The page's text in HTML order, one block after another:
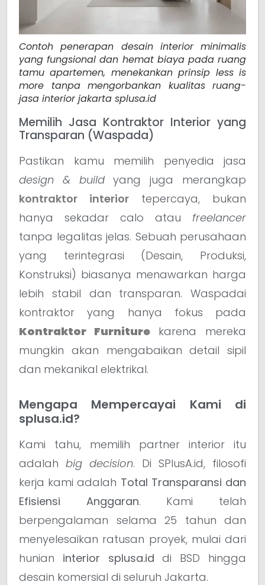
Contoh penerapan desain interior minimalis
yang fungsional dan hemat biaya pada ruang
tamu apartemen, menekankan prinsip less is
more tanpa mengorbankan kualitas ruang-
jasa interior jakarta splusa.id
Memilih Jasa Kontraktor Interior yang
Transparan (Waspada)
Pastikan kamu memilih penyedia jasa
design & buildyang juga merangkap
kontraktor interior tepercaya, bukan
hanya sekadar calo atau freelancer
tanpa legalitas jelas. Sebuah perusahaan
yang terintegrasi (Desain, Produksi,
Konstruksi) biasanya menawarkan harga
lebih stabil dan transparan. Waspadai
kontraktor yang hanya fokus pada
Kontraktor Furniturekarena mereka
mungkin akan mengabaikan detail sipil
dan mekanikal elektrikal.
Mengapa Mempercayai Kami di
splusa.id?
Kami tahu, memilih partner interior itu
adalah big decision. Di SPlusA.id, filosofi
kerja kami adalah Total Transparansi dan
Efisiensi Anggaran. Kami telah
berpengalaman selama 25 tahun dan
menyelesaikan ratusan proyek, mulai dari
hunian interior splusa.id di BSD hingga
desain komersial di seluruh Jakarta.